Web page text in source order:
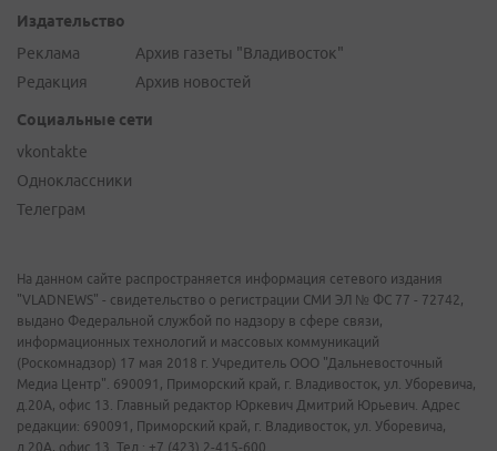
Издательство
Реклама
Редакция
Архив газеты "Владивосток"
Архив новостей
Социальные сети
vkontakte
Одноклассники
Телеграм
На данном сайте распространяется информация сетевого издания
"VLADNEWS" - свидетельство о регистрации СМИ ЭЛ № ФС 77 - 72742,
выдано Федеральной службой по надзору в сфере связи,
информационных технологий и массовых коммуникаций
(Роскомнадзор) 17 мая 2018 г. Учредитель ООО "Дальневосточный
Медиа Центр". 690091, Приморский край, г. Владивосток, ул. Уборевича,
д.20А, офис 13. Главный редактор Юркевич Дмитрий Юрьевич. Адрес
редакции: 690091, Приморский край, г. Владивосток, ул. Уборевича,
д.20А, офис 13. Тел.: +7 (423) 2-415-600.